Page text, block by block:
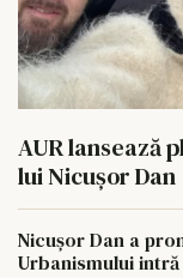
AUR lansează
lui Nicușor Dan
Nicușor Dan a
Urbanismului